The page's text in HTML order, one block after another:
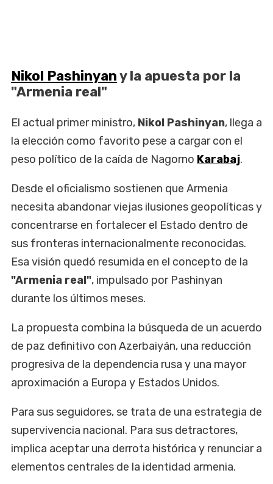
Nikol Pashinyany la apuesta por la
"Armenia real"
El actual primer ministro, Nikol Pashinyan, llega a
la elección como favorito pese a cargar con el
peso político de la caída de Nagorno Karabaj.
Desde el oficialismo sostienen que Armenia
necesita abandonar viejas ilusiones geopolíticas y
concentrarse en fortalecer el Estado dentro de
sus fronteras internacionalmente reconocidas.
Esa visión quedó resumida en el concepto de la
"Armenia real", impulsado por Pashinyan
durante los últimos meses.
La propuesta combina la búsqueda de un acuerdo
de paz definitivo con Azerbaiyán, una reducción
progresiva de la dependencia rusa y una mayor
aproximación a Europa y Estados Unidos.
Para sus seguidores, se trata de una estrategia de
supervivencia nacional. Para sus detractores,
implica aceptar una derrota histórica y renunciar a
elementos centrales de la identidad armenia.